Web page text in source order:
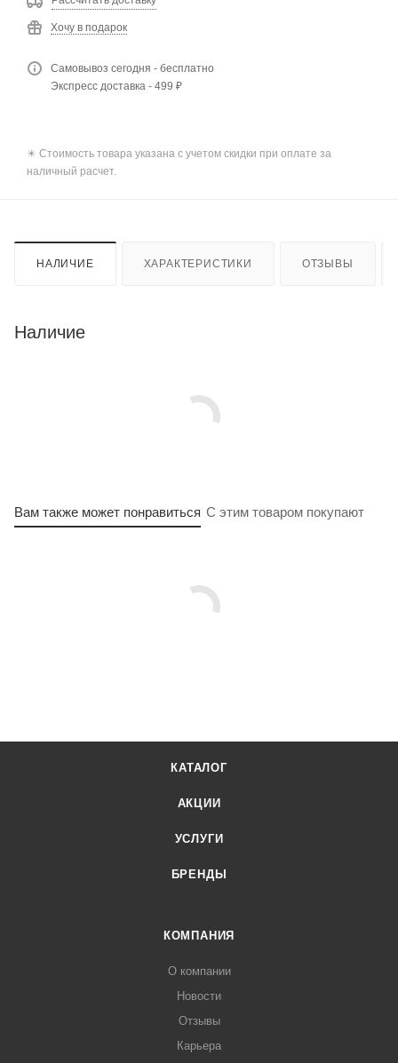
Хочу в подарок
Самовывоз сегодня - бесплатно
Экспресс доставка - 499 ₽
✴️ Стоимость товара указана с учетом скидки при оплате за
наличный расчет.
НАЛИЧИЕ ХАРАКТЕРИСТИКИ ОТЗЫВЫ
Наличие
Вам также может понравиться С этим товаром покупают
КАТАЛОГ
АКЦИИ
УСЛУГИ
БРЕНДЫ
КОМПАНИЯ
О компании
Новости
Отзывы
Карьера